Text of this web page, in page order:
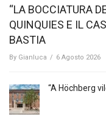
“LA BOCCIATURA
QUINQUIES E IL
BASTIA
By Gianluca / 6 Agosto 2026
“A Höchberg